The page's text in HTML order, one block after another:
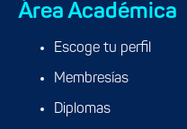
Área Académica
Escoge tu perfil
Membresías
Diplomas